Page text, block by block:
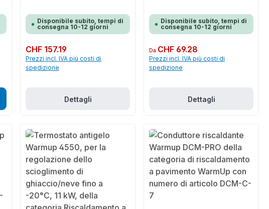
Disponibile subito, tempi di
consegna 10-12 giorni
Prezzo normale:
CHF 157.19
Prezzi incl. IVA più costi di
spedizione
Dettagli
Disponibile subito, tempi di
consegna 10-12 giorni
Prezzo normale:
Da CHF 69.28
Prezzi incl. IVA più costi di
spedizione
Dettagli